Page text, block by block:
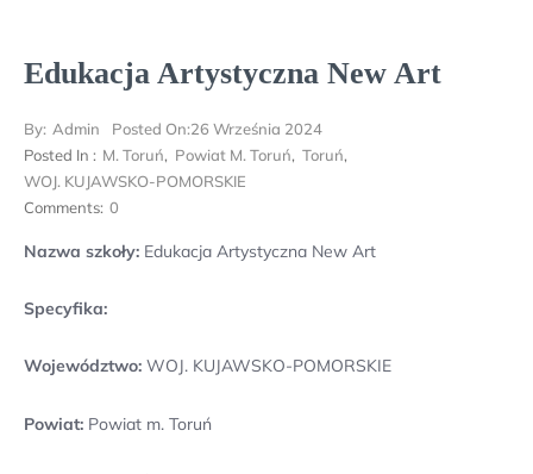
Edukacja Artystyczna New Art
By: Admin Posted On:26 Września 2024
Posted In : M. Toruń, Powiat M. Toruń, Toruń,
WOJ. KUJAWSKO-POMORSKIE
Comments: 0
Nazwa szkoły: Edukacja Artystyczna New Art
Specyfika:
Województwo: WOJ. KUJAWSKO-POMORSKIE
Powiat: Powiat m. Toruń